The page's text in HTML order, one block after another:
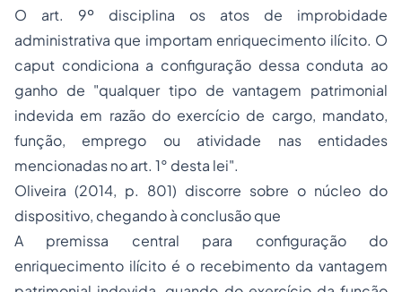
O art. 9º disciplina os atos de improbidade
administrativa que importam enriquecimento ilícito. O
caput condiciona a configuração dessa conduta ao
ganho de "qualquer tipo de vantagem patrimonial
indevida em razão do exercício de cargo, mandato,
função, emprego ou atividade nas entidades
mencionadas no art. 1° desta lei".
Oliveira (2014, p. 801) discorre sobre o núcleo do
dispositivo, chegando à conclusão que
A premissa central para configuração do
enriquecimento ilícito é o recebimento da vantagem